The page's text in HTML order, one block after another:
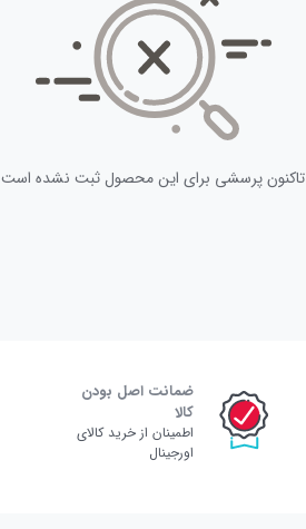
تاکنون پرسشی برای این محصول ثبت نشده است
ضمانت اصل بودن
کالا
اطمینان از خرید کالای
اورجینال